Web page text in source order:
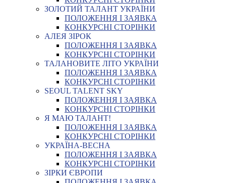
ЗОЛОТИЙ ТАЛАНТ УКРАЇНИ
ПОЛОЖЕННЯ І ЗАЯВКА
КОНКУРСНІ СТОРІНКИ
АЛЕЯ ЗІРОК
ПОЛОЖЕННЯ І ЗАЯВКА
КОНКУРСНІ СТОРІНКИ
ТАЛАНОВИТЕ ЛІТО УКРАЇНИ
ПОЛОЖЕННЯ І ЗАЯВКА
КОНКУРСНІ СТОРІНКИ
SEOUL TALENT SKY
ПОЛОЖЕННЯ І ЗАЯВКА
КОНКУРСНІ СТОРІНКИ
Я МАЮ ТАЛАНТ!
ПОЛОЖЕННЯ І ЗАЯВКА
КОНКУРСНІ СТОРІНКИ
УКРАЇНА-ВЕСНА
ПОЛОЖЕННЯ І ЗАЯВКА
КОНКУРСНІ СТОРІНКИ
ЗІРКИ ЄВРОПИ